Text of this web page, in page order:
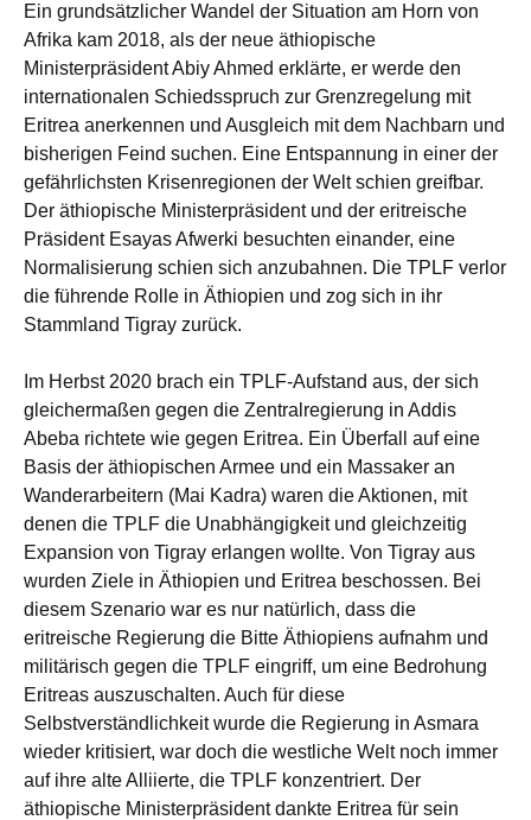
Ein grundsätzlicher Wandel der Situation am Horn von
Afrika kam 2018, als der neue äthiopische
Ministerpräsident Abiy Ahmed erklärte, er werde den
internationalen Schiedsspruch zur Grenzregelung mit
Eritrea anerkennen und Ausgleich mit dem Nachbarn und
bisherigen Feind suchen. Eine Entspannung in einer der
gefährlichsten Krisenregionen der Welt schien greifbar.
Der äthiopische Ministerpräsident und der eritreische
Präsident Esayas Afwerki besuchten einander, eine
Normalisierung schien sich anzubahnen. Die TPLF verlor
die führende Rolle in Äthiopien und zog sich in ihr
Stammland Tigray zurück.
Im Herbst 2020 brach ein TPLF-Aufstand aus, der sich
gleichermaßen gegen die Zentralregierung in Addis
Abeba richtete wie gegen Eritrea. Ein Überfall auf eine
Basis der äthiopischen Armee und ein Massaker an
Wanderarbeitern (Mai Kadra) waren die Aktionen, mit
denen die TPLF die Unabhängigkeit und gleichzeitig
Expansion von Tigray erlangen wollte. Von Tigray aus
wurden Ziele in Äthiopien und Eritrea beschossen. Bei
diesem Szenario war es nur natürlich, dass die
eritreische Regierung die Bitte Äthiopiens aufnahm und
militärisch gegen die TPLF eingriff, um eine Bedrohung
Eritreas auszuschalten. Auch für diese
Selbstverständlichkeit wurde die Regierung in Asmara
wieder kritisiert, war doch die westliche Welt noch immer
auf ihre alte Alliierte, die TPLF konzentriert. Der
äthiopische Ministerpräsident dankte Eritrea für sein